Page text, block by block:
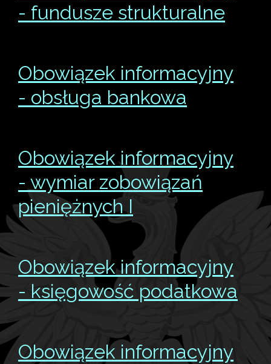
- fundusze strukturalne
Obowiązek informacyjny
- obsługa bankowa
Obowiązek informacyjny
- wymiar zobowiązań
pieniężnych I
Obowiązek informacyjny
- księgowość podatkowa
Obowiązek informacyjny